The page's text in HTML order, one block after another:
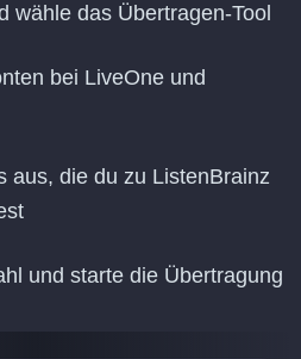
wähle das Übertragen-Tool
bei LiveOne und
aus, die du zu ListenBrainz
und starte die Übertragung